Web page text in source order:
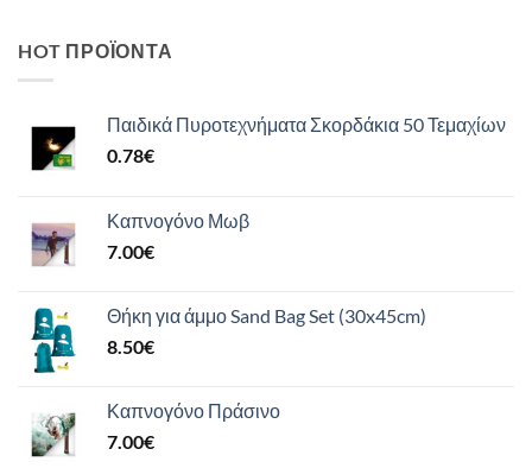
HOT ΠΡΟΪΌΝΤΑ
Παιδικά Πυροτεχνήματα Σκορδάκια 50 Τεμαχίων
0.78€
Καπνογόνο Μωβ
7.00€
Θήκη για άμμο Sand Bag Set (30x45cm)
8.50€
Καπνογόνο Πράσινο
7.00€